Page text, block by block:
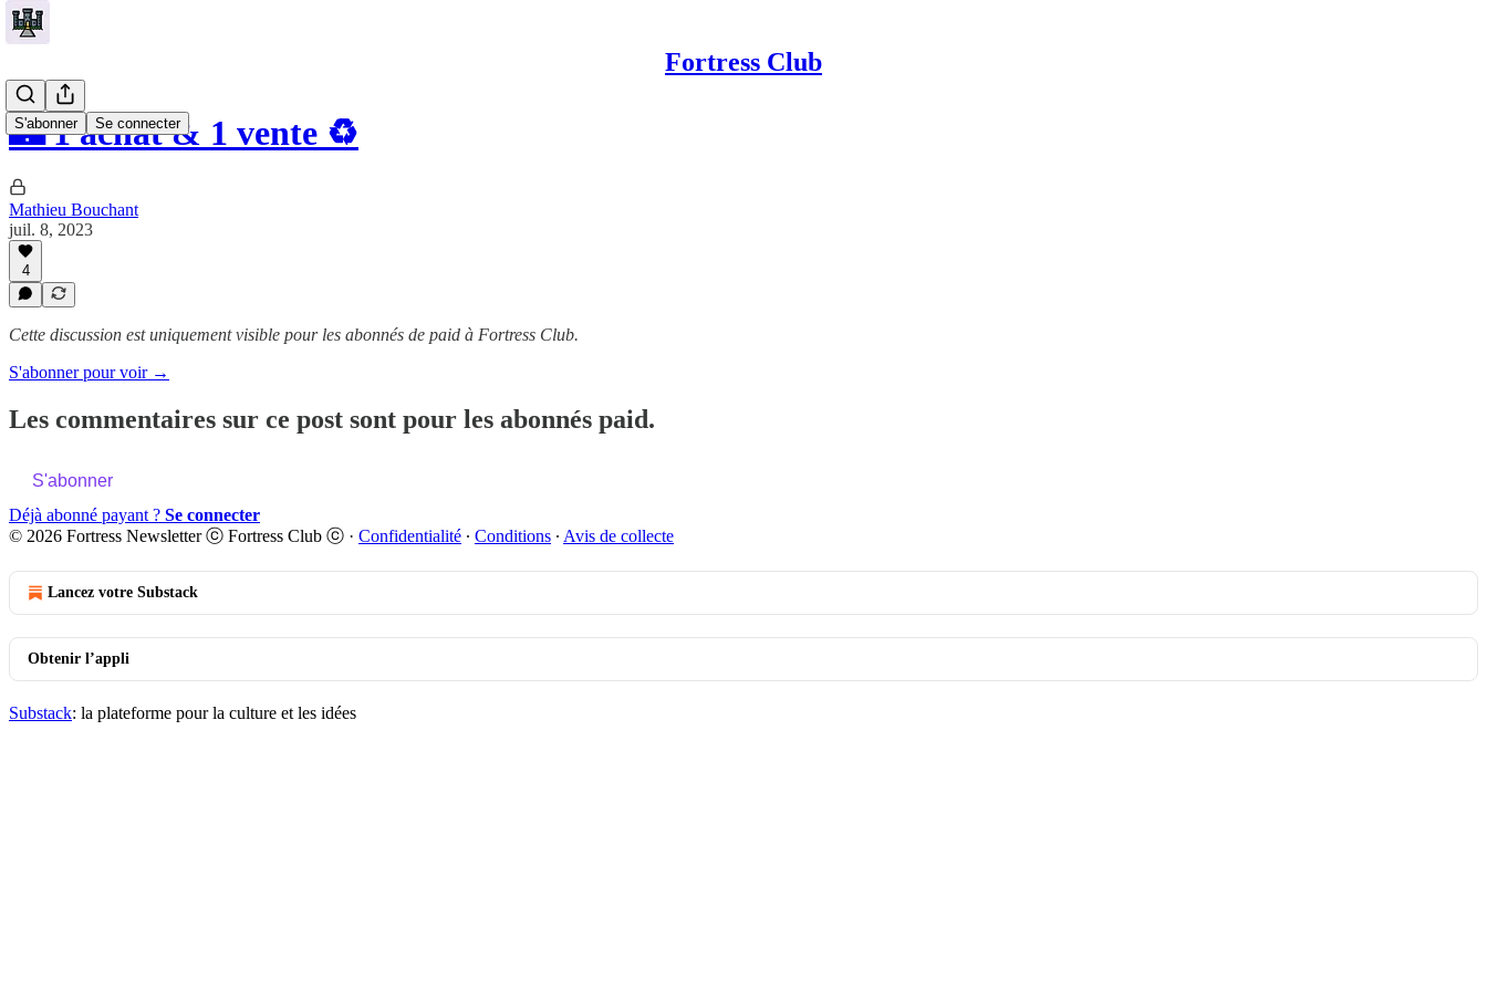
Fortress Club
S'abonner Se connecter
🏰 1 achat & 1 vente ♻️
Mathieu Bouchant
juil. 8, 2023
4
Cette discussion est uniquement visible pour les abonnés de paid à Fortress Club.
S'abonner pour voir →
Les commentaires sur ce post sont pour les abonnés paid.
S'abonner
Déjà abonné payant ? Se connecter
© 2026 Fortress Newsletter ⓒ Fortress Club ⓒ · Confidentialité ∙ Conditions ∙ Avis de collecte
Lancez votre Substack
Obtenir l’appli
Substack: la plateforme pour la culture et les idées